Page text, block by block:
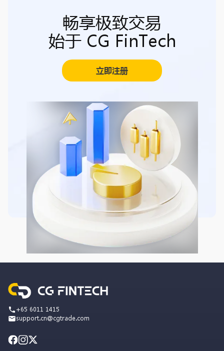
畅享极致交易
始于 CG FinTech
立即注册
+65 6011 1415
support.cn@cgtrade.com